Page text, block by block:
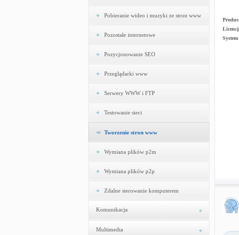
Pobieranie wideo i muzyki ze stron www
Pozostałe internetowe
Pozycjonowanie SEO
Przeglądarki www
Serwery WWW i FTP
Testowanie sieci
Tworzenie stron www
Wymiana plików p2m
Wymiana plików p2p
Zdalne sterowanie komputerem
Komunikacja
Multimedia